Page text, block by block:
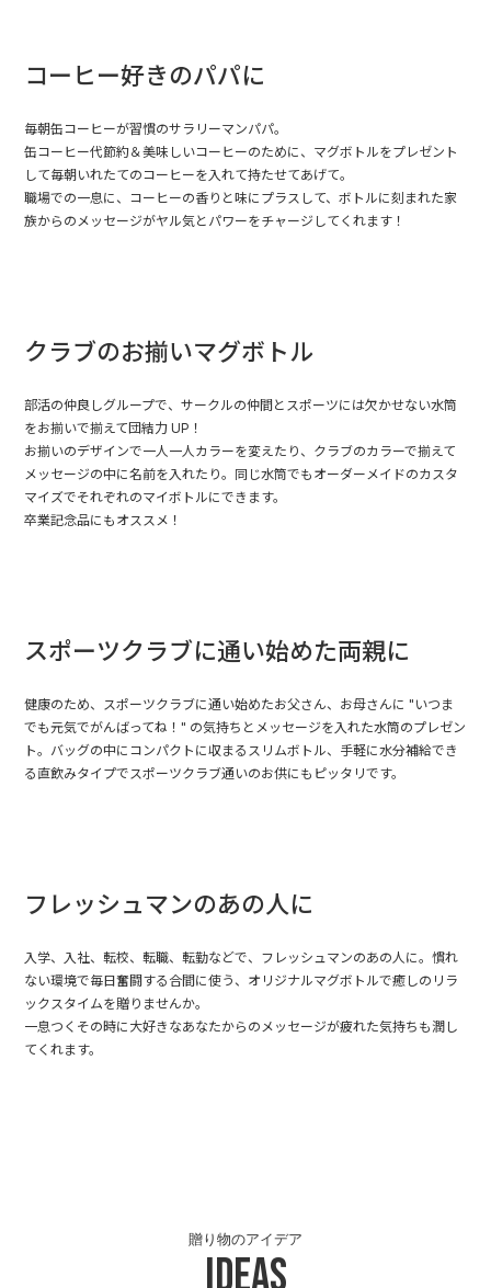
コーヒー好きのパパに
毎朝缶コーヒーが習慣のサラリーマンパパ。
缶コーヒー代節約＆美味しいコーヒーのために、マグボトルをプレゼント
して毎朝いれたてのコーヒーを入れて持たせてあげて。
職場での一息に、コーヒーの香りと味にプラスして、ボトルに刻まれた家
族からのメッセージがヤル気とパワーをチャージしてくれます！
クラブのお揃いマグボトル
部活の仲良しグループで、サークルの仲間とスポーツには欠かせない水筒
をお揃いで揃えて団結力 UP！
お揃いのデザインで一人一人カラーを変えたり、クラブのカラーで揃えて
メッセージの中に名前を入れたり。同じ水筒でもオーダーメイドのカスタ
マイズでそれぞれのマイボトルにできます。
卒業記念品にもオススメ！
スポーツクラブに通い始めた両親に
健康のため、スポーツクラブに通い始めたお父さん、お母さんに "いつま
でも元気でがんばってね！" の気持ちとメッセージを入れた水筒のプレゼン
ト。バッグの中にコンパクトに収まるスリムボトル、手軽に水分補給でき
る直飲みタイプでスポーツクラブ通いのお供にもピッタリです。
フレッシュマンのあの人に
入学、入社、転校、転職、転勤などで、フレッシュマンのあの人に。慣れ
ない環境で毎日奮闘する合間に使う、オリジナルマグボトルで癒しのリラ
ックスタイムを贈りませんか。
一息つくその時に大好きなあなたからのメッセージが疲れた気持ちも潤し
てくれます。
贈り物のアイデア